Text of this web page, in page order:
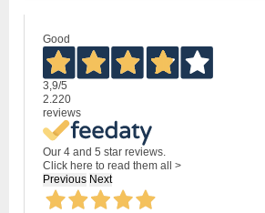
Good
3,9/5
2.220
reviews
Our 4 and 5 star reviews.
Click here to read them all >
Previous Next